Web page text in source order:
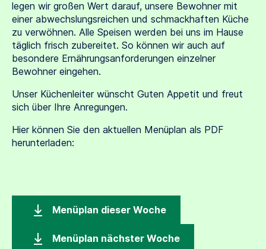
legen wir großen Wert darauf, unsere Bewohner mit
einer abwechslungsreichen und schmackhaften Küche
zu verwöhnen. Alle Speisen werden bei uns im Hause
täglich frisch zubereitet. So können wir auch auf
besondere Ernährungsanforderungen einzelner
Bewohner eingehen.
Unser Küchenleiter wünscht Guten Appetit und freut
sich über Ihre Anregungen.
Hier können Sie den aktuellen Menüplan als PDF
herunterladen:
Menüplan dieser Woche
Menüplan nächster Woche